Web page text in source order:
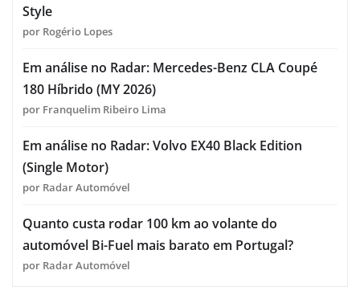
Style
por Rogério Lopes
Em análise no Radar: Mercedes-Benz CLA Coupé
180 Híbrido (MY 2026)
por Franquelim Ribeiro Lima
Em análise no Radar: Volvo EX40 Black Edition
(Single Motor)
por Radar Automóvel
Quanto custa rodar 100 km ao volante do
automóvel Bi-Fuel mais barato em Portugal?
por Radar Automóvel